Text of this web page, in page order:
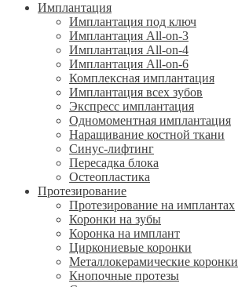
Имплантация
Имплантация под ключ
Имплантация All-on-3
Имплантация All-on-4
Имплантация All-on-6
Комплексная имплантация
Имплантация всех зубов
Экспресс имплантация
Одномоментная имплантация
Наращивание костной ткани
Синус-лифтинг
Пересадка блока
Остеопластика
Протезирование
Протезирование на имплантах
Коронки на зубы
Коронка на имплант
Циркониевые коронки
Металлокерамические коронки
Кнопочные протезы